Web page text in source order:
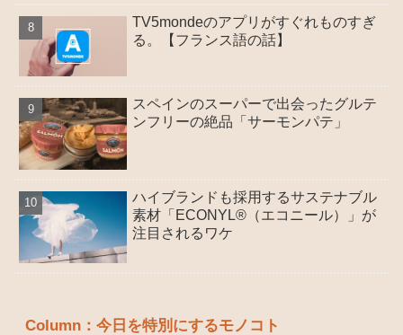
TV5mondeのアプリがすぐれものすぎ
る。【フランス語の話】
スペインのスーパーで出会ったグルテ
ンフリーの絶品「サーモンパテ」
ハイブランドも採用するサステナブル
素材「ECONYL®（エコニール）」が
注目されるワケ
Column：今日を特別にするモノコト